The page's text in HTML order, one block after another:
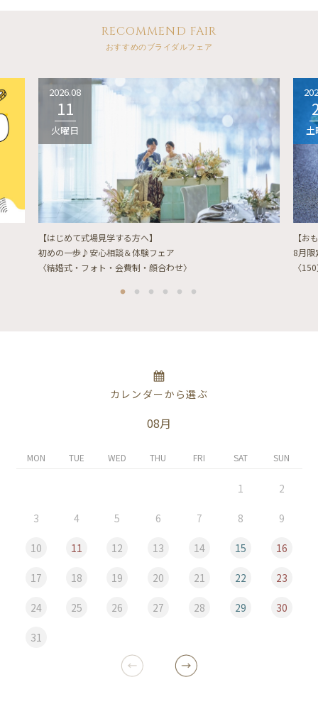
RECOMMEND FAIR
おすすめのブライダルフェア
2026.08
11
火曜日
【はじめて式場見学する方へ】
初めの一歩♪安心相談＆体験フェア
〈結婚式・フォト・会費制・顔合わせ〉
土
【お
8月限
〈
カレンダーから選ぶ
08月
MON TUE WED THU FRI SAT SUN
1 2
3 4 5 6 7 8 9
10 11 12 13 14 15 16
17 18 19 20 21 22 23
24 25 26 27 28 29 30
31